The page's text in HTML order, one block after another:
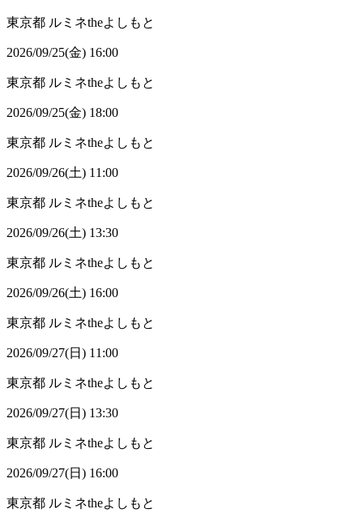
東京都 ルミネtheよしもと
2026/09/25(金) 16:00
東京都 ルミネtheよしもと
2026/09/25(金) 18:00
東京都 ルミネtheよしもと
2026/09/26(土) 11:00
東京都 ルミネtheよしもと
2026/09/26(土) 13:30
東京都 ルミネtheよしもと
2026/09/26(土) 16:00
東京都 ルミネtheよしもと
2026/09/27(日) 11:00
東京都 ルミネtheよしもと
2026/09/27(日) 13:30
東京都 ルミネtheよしもと
2026/09/27(日) 16:00
東京都 ルミネtheよしもと